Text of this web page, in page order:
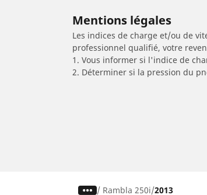
Mentions légales
Les indices de charge et/ou de
professionnel qualifié, votre
1. Vous informer si l'indice de
2. Déterminer si la pression du
/ Rambla 250i 2013